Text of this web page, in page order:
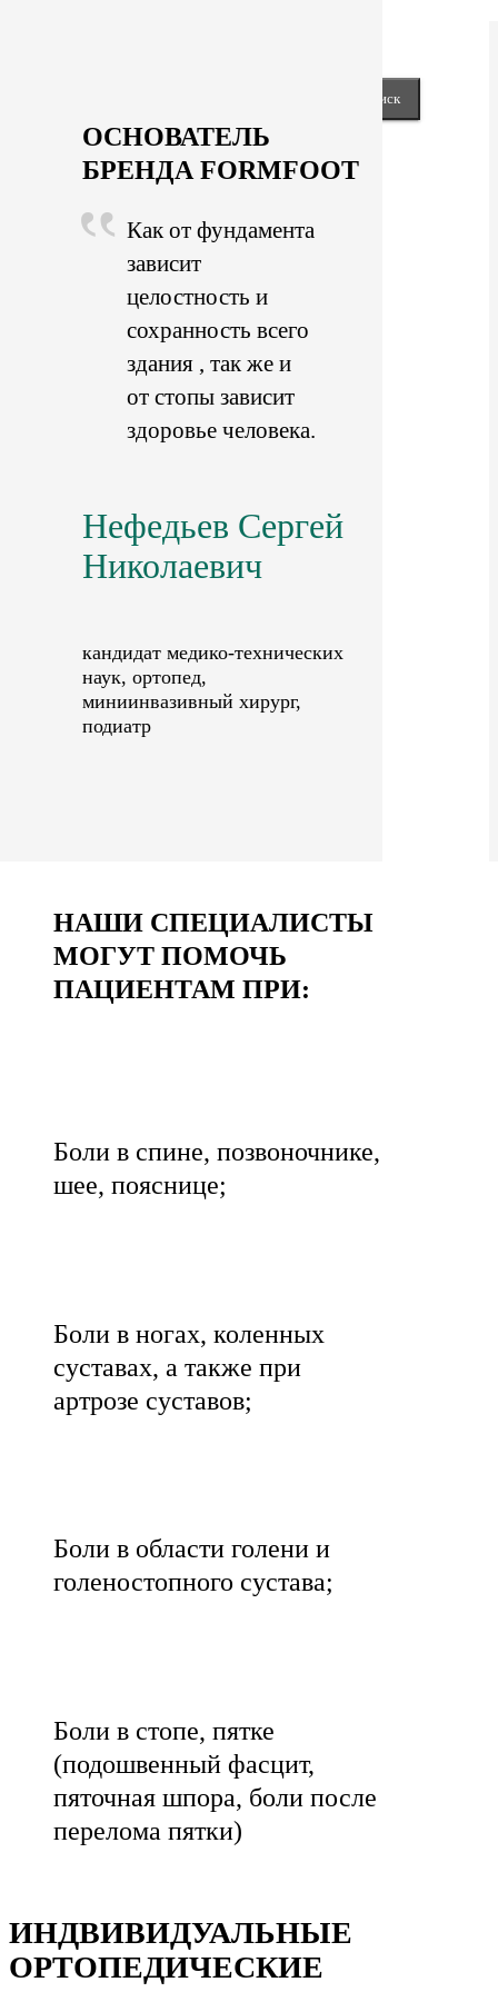
ОСНОВАТЕЛЬ
БРЕНДА FORMFOOT
Как от фундамента
зависит
целостность и
сохранность всего
здания , так же и
от стопы зависит
здоровье человека.
Нефедьев Сергей
Николаевич
кандидат медико-технических
наук, ортопед,
миниинвазивный хирург,
подиатр
НАШИ СПЕЦИАЛИСТЫ
МОГУТ ПОМОЧЬ
ПАЦИЕНТАМ ПРИ:
Боли в спине, позвоночнике,
шее, пояснице;
Боли в ногах, коленных
суставах, а также при
артрозе суставов;
Боли в области голени и
голеностопного сустава;
Боли в стопе, пятке
(подошвенный фасцит,
пяточная шпора, боли после
перелома пятки)
ИНДВИВИДУАЛЬНЫЕ
ОРТОПЕДИЧЕСКИЕ